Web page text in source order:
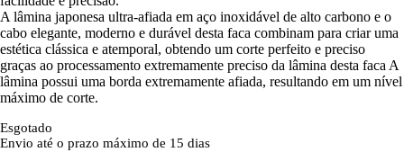
A lâmina japonesa ultra-afiada em aço inoxidável de alto carbono e o
cabo elegante, moderno e durável desta faca combinam para criar uma
estética clássica e atemporal, obtendo um corte perfeito e preciso
graças ao processamento extremamente preciso da lâmina desta faca A
lâmina possui uma borda extremamente afiada, resultando em um nível
máximo de corte.
Esgotado
Envio até o prazo máximo de 15 dias